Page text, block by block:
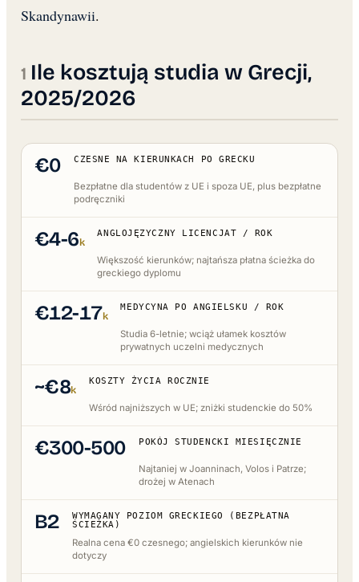
Skandynawii.
Ile kosztują studia w Grecji,
2025/2026
€0 CZESNE NA KIERUNKACH PO GRECKU
Bezpłatne dla studentów z UE i spoza UE, plus bezpłatne
podręczniki
€4-6k
ANGLOJĘZYCZNY LICENCJAT / ROK
Większość kierunków; najtańsza płatna ścieżka do
greckiego dyplomu
€12-17k
MEDYCYNA PO ANGIELSKU / ROK
Studia 6-letnie; wciąż ułamek kosztów
prywatnych uczelni medycznych
~€8k
KOSZTY ŻYCIA ROCZNIE
Wśród najniższych w UE; zniżki studenckie do 50%
€300-500 POKÓJ STUDENCKI MIESIĘCZNIE
Najtaniej w Joanninach, Volos i Patrze;
drożej w Atenach
B2
WYMAGANY POZIOM GRECKIEGO (BEZPŁATNA
ŚCIEŻKA)
Realna cena €0 czesnego; angielskich kierunków nie
dotyczy